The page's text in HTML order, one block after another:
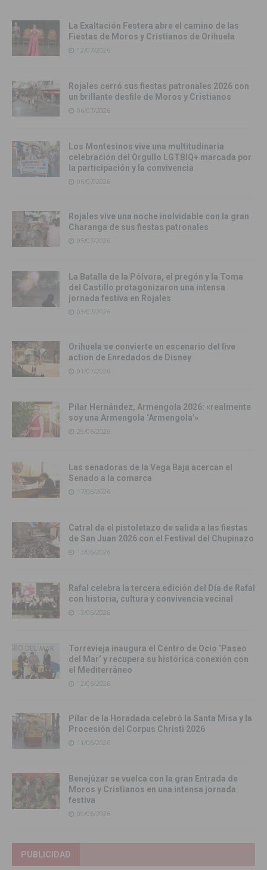
La Exaltación Festera abre el camino de las
Fiestas de Moros y Cristianos de Orihuela
12/07/2026
Rojales cerró sus fiestas patronales 2026 con
un brillante desfile de Moros y Cristianos
06/07/2026
Los Montesinos vive una multitudinaria
celebración del Orgullo LGTBIQ+ marcada por
la participación y la convivencia
06/07/2026
Rojales vive una noche inolvidable con la gran
Charanga de sus fiestas patronales
05/07/2026
La Batalla de la Pólvora, el pregón y la Toma
del Castillo protagonizaron una intensa
jornada festiva en Rojales
03/07/2026
Orihuela se convierte en escenario del live
action de Enredados de Disney
01/07/2026
Pilar Hernández, Armengola 2026: «realmente
soy una Armengola ‘Armengola'»
29/06/2026
Las senadoras de la Vega Baja acercan el
Senado a la comarca
17/06/2026
Catral da el pistoletazo de salida a las fiestas
de San Juan 2026 con el Festival del Chupinazo
13/06/2026
Rafal celebra la tercera edición del Día de Rafal
con historia, cultura y convivencia vecinal
13/06/2026
Torrevieja inaugura el Centro de Ocio ‘Paseo
del Mar’ y recupera su histórica conexión con
el Mediterráneo
12/06/2026
Pilar de la Horadada celebró la Santa Misa y la
Procesión del Corpus Christi 2026
11/06/2026
Benejúzar se vuelca con la gran Entrada de
Moros y Cristianos en una intensa jornada
festiva
09/06/2026
PUBLICIDAD